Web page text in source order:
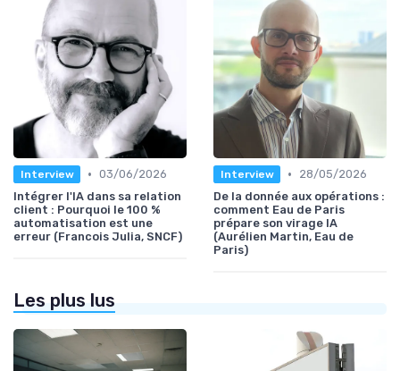
Interview • 03/06/2026
Intégrer l'IA dans sa relation
client : Pourquoi le 100 %
automatisation est une
erreur (Francois Julia, SNCF)
Interview •
28/05/2026
De la donnée aux opérations :
comment Eau de Paris
prépare son virage IA
(Aurélien Martin, Eau de
Paris)
Les plus lus